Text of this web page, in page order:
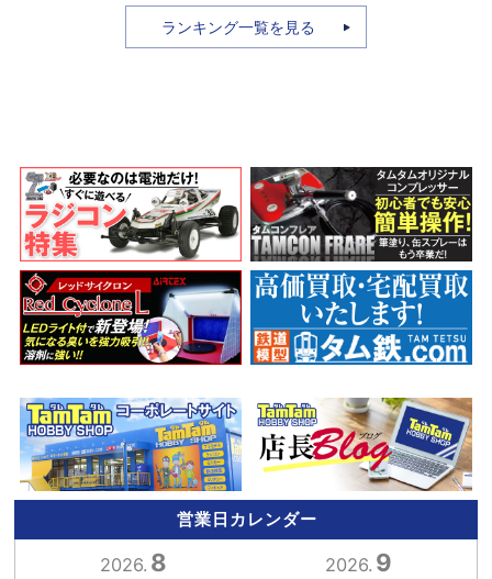
イト）
Lホイール
ベース用
本体キット
ランキング一覧を見る
営業日カレンダー
2026. 8 2026. 9